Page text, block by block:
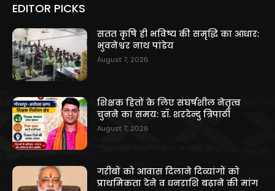
EDITOR PICKS
सतत कृषि ही भविष्य की समृद्धि का आधार:
भुवनेश्वर नाथ पांडेय
August 7, 2026
शिक्षक हितों के लिए संघर्षशील नेतृत्व
चुनने का समय: डॉ. शरदेन्दु त्रिपाठी
August 7, 2026
गरीबों को आवास दिलाने दिव्यांगों को
प्राथमिकता देने व धनराशि बढ़ाने की मांग